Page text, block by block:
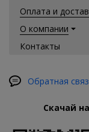
Оплата и
О компании
Контакты
Обратная
Скачай